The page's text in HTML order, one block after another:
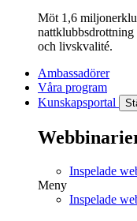
Möt 1,6
och livskvalité.
Ambassadörer
Våra program
Kunskapsportal
Inspelade
Meny
Inspelade